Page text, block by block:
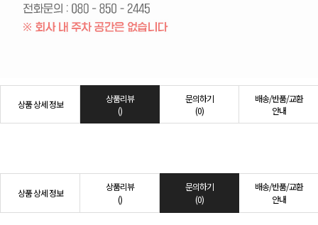
상품 상세 정보
상품리뷰
()
문의하기
(0)
배송/반품/교환
안내
상품 상세 정보
상품리뷰
()
문의하기
(0)
배송/반품/교환
안내